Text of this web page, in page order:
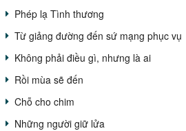
Phép lạ Tình thương
Từ giảng đường đến sứ mạng phục vụ
Không phải điều gì, nhưng là ai
Rồi mùa sẽ đến
Chỗ cho chim
Những người giữ lửa